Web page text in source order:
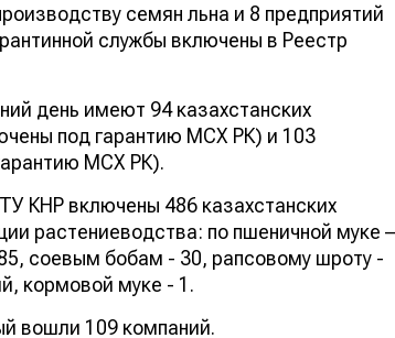
семян льна и 8 предприятий
службы включены в Реестр
день имеют 94 казахстанских
под гарантию МСХ РК) и 103
МСХ РК).
КНР включены 486 казахстанских
растениеводства: по пшеничной муке –
соевым бобам - 30, рапсовому шроту -
кормовой муке - 1.
вошли 109 компаний.